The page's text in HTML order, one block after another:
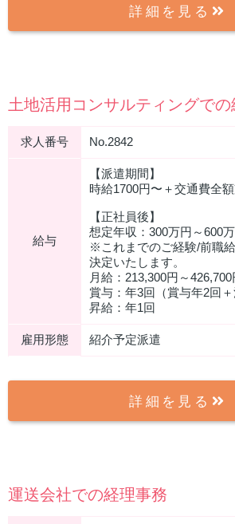
詳細を見る
土地活用コンサルティングで
求人番号 No.2842
給与
【派遣期間】
時給1700円〜＋交通費全
【正社員後】
想定年収：300万円～600
※これまでのご経験/前職
決定いたします。
月給：213,300円～426,700
賞与：年3回（賞与年2回＋
昇給：年1回
雇用形態 紹介予定派遣
詳細を見る
運送会社での経理事務